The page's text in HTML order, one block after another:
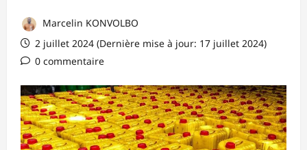
Marcelin KONVOLBO
2 juillet 2024 (Dernière mise à jour: 17 juillet 2024)
0 commentaire